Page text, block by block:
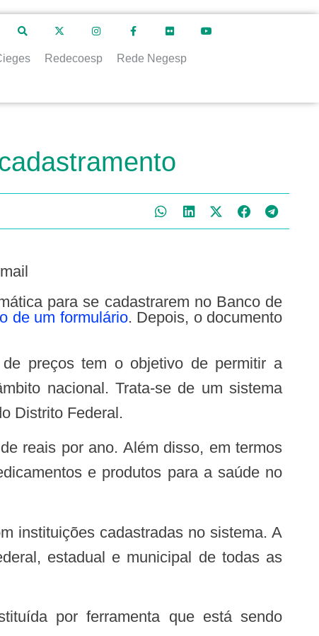
Redecoesp Rede Negesp
para se cadastrarem no Banco de
de um formulário. Depois, o documento
nacional. Trata-se de um sistema
Distrito Federal.
e produtos para a saúde no
estadual e municipal de todas as